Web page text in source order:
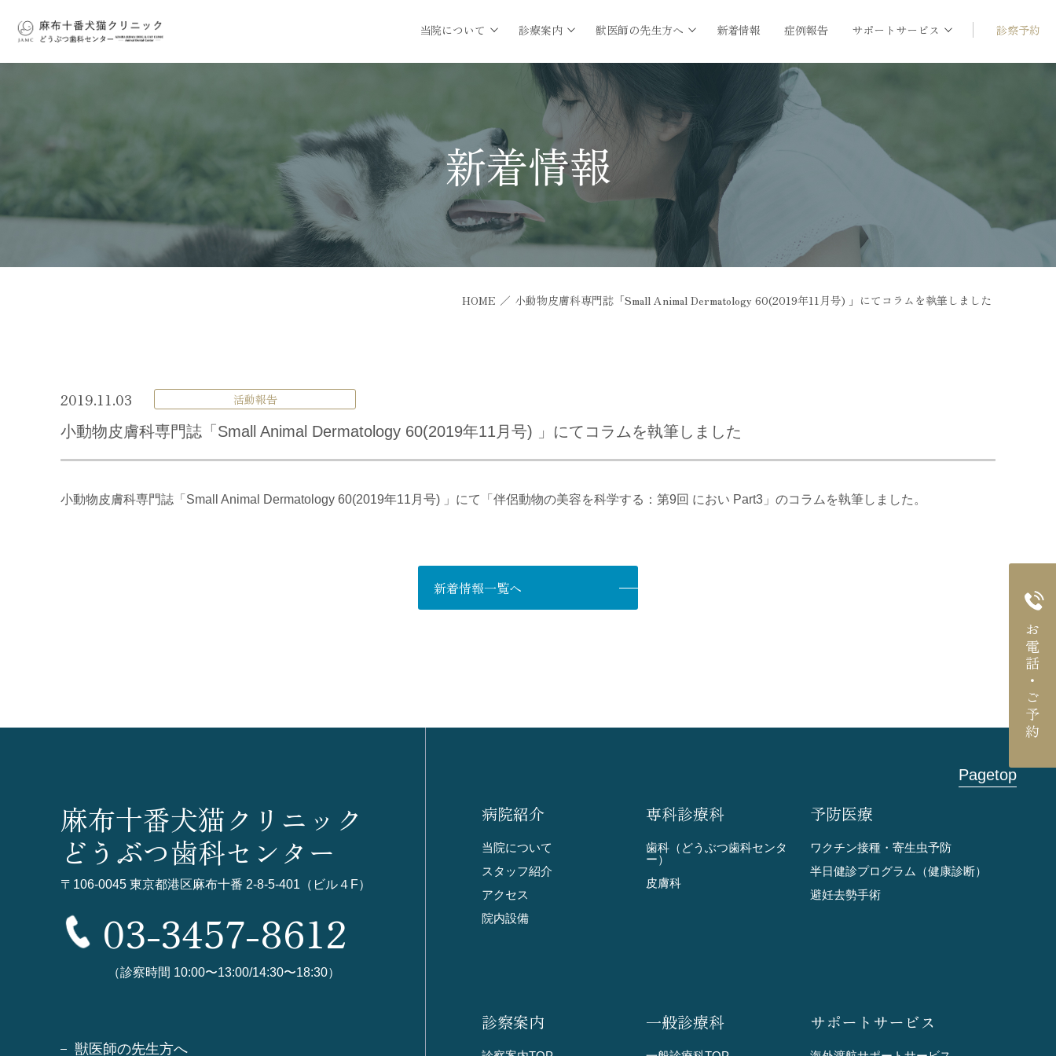
当院について 診療案内 獣医師の先生方へ 新着情報 症例報告 サポートサービス 診察予約
お電話・ご予約
新着情報
HOME ／ 小動物皮膚科専門誌「Small Animal Dermatology 60(2019年11月号) 」にてコラムを執筆しました
2019.11.03 活動報告
小動物皮膚科専門誌「Small Animal Dermatology 60(2019年11月号) 」にてコラムを執筆しました
小動物皮膚科専門誌「Small Animal Dermatology 60(2019年11月号) 」にて「伴侶動物の美容を科学する：第9回 におい Part3」のコラムを執筆しました。
新着情報一覧へ
Pagetop
麻布十番犬猫クリニック
どうぶつ歯科センター
〒106-0045 東京都港区麻布十番 2-8-5-401（ビル４F）
03-3457-8612
（診察時間 10:00〜13:00/14:30〜18:30）
獣医師の先生方へ
病院紹介
当院について
スタッフ紹介
アクセス
院内設備
専科診療科
歯科（どうぶつ歯科センタ
ー）
皮膚科
予防医療
ワクチン接種・寄生虫予防
半日健診プログラム（健康診断）
避妊去勢手術
診察案内 一般診療科 サポートサービス